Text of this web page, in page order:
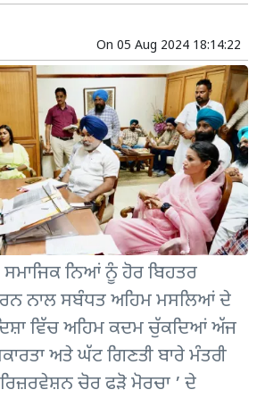
On 05 Aug 2024 18:14:22
ਨਿਆਂ ਨੂੰ ਹੋਰ ਬਿਹਤਰ
ਨਾਲ ਸਬੰਧਤ ਅਹਿਮ ਮਸਲਿਆਂ ਦੇ
ਵਿੱਚ ਅਹਿਮ ਕਦਮ ਚੁੱਕਦਿਆਂ ਅੱਜ
ਅਤੇ ਘੱਟ ਗਿਣਤੀ ਬਾਰੇ ਮੰਤਰੀ
ਚੋਰ ਫੜੋ ਮੋਰਚਾ ’ ਦੇ